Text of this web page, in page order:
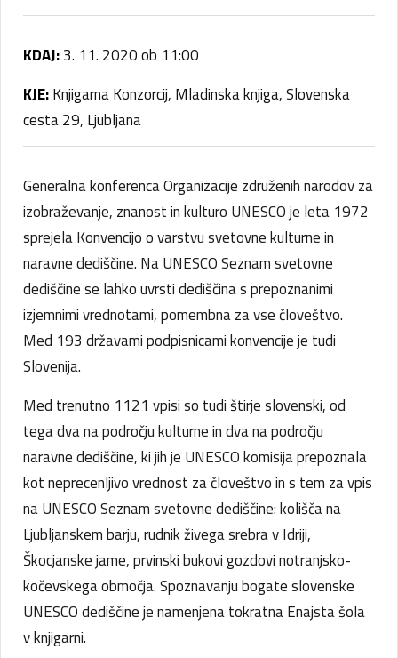
KDAJ:3. 11. 2020 ob 11:00
KJE:Knjigarna Konzorcij, Mladinska knjiga, Slovenska
cesta 29, Ljubljana
Generalna konferenca Organizacije združenih narodov za
izobraževanje, znanost in kulturo UNESCO je leta 1972
sprejela Konvencijo o varstvu svetovne kulturne in
naravne dediščine. Na UNESCO Seznam svetovne
dediščine se lahko uvrsti dediščina s prepoznanimi
izjemnimi vrednotami, pomembna za vse človeštvo.
Med 193 državami podpisnicami konvencije je tudi
Slovenija.
Med trenutno 1121 vpisi so tudi štirje slovenski, od
tega dva na področju kulturne in dva na področju
naravne dediščine, ki jih je UNESCO komisija prepoznala
kot neprecenljivo vrednost za človeštvo in s tem za vpis
na UNESCO Seznam svetovne dediščine: kolišča na
Ljubljanskem barju, rudnik živega srebra v Idriji,
Škocjanske jame, prvinski bukovi gozdovi notranjsko-
kočevskega območja. Spoznavanju bogate slovenske
UNESCO dediščine je namenjena tokratna Enajsta šola
v knjigarni.